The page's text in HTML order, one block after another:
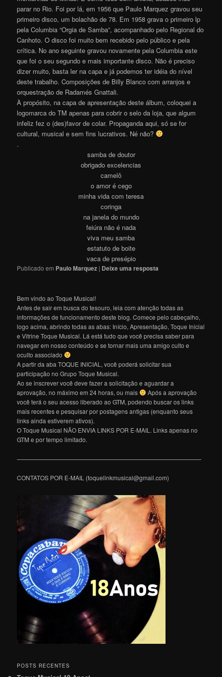
parar no Rio. Foi por lá, em 1956 que Paulo Marquez gravou seu
primeiro disco, um bolachão de 78. Em 1958 grava o primeiro lp
pela Columbia “Orgia de Samba”, acompanhado pelo Regional do
Canhoto. O disco foi muito bem recebido pelo público e pela
crítica. No ano seguinte gravou novamente pela Columbia este
que foi o seu segundo e mais importante disco. Não é preciso
dizer muito, basta ler na capa e já podemos ter idéia do nível
deste trabalho. Composições de Billy Blanco com arranjos e
orquestração de Radamés Gnattali.
À propósito, na capa de apresentação deste álbum, coloquei a
logomarca do TM apenas para cobrir o selo da loja, que algum
infeliz fez o (des)favor de colar. Propaganda aqui, só se for
cultural, musical e sem fins lucrativos. Né não?
.
samba de doutor
obrigado excelencias
camelô
o amor é cego
minha vida com teresa
coringa
na janela do mundo
feiúra não é nada
viva meu samba
estatuto de boite
vaca de presépio
Publicado em Paulo Marquez | Deixe uma resposta
Bem vindo ao Toque Musical!
Antes de sair em busca do tesouro, leia com atenção todas as
informações de funcionamento deste blog. Comece pelo cabeçalho,
logo acima, abrindo todas as abas: Início, Apresentação, Toque Inicial
e Vitrine Toque Musical. Lá está tudo que você precisa saber para
navegar em nosso conteúdo e se tornar mais uma amigo culto e
oculto associado
A partir da aba TOQUE INICIAL, você poderá solicitar sua
participação no Grupo Toque Musical.
Ao se inscrever você deve fazer a solicitação e aguardar a
aprovação, no máximo em 24 horas, ou mais
Após a aprovação
você terá o seu acesso liberado ao GTM, podendo buscar os links
mais recentes e pesquisar por postagens antigas (enquanto seus
links ainda estiverem ativos).
O Toque Musical NÃO ENVIA LINKS POR E-MAIL. Links apenas no
GTM e por tempo limitado.
———————————————————————————————
CONTATOS POR E-MAIL (toquelinkmusical@gmail.com)
POSTS RECENTES